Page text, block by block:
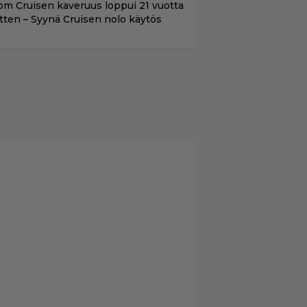
Cruisen kaveruus loppui 21 vuotta
– Syynä Cruisen nolo käytös